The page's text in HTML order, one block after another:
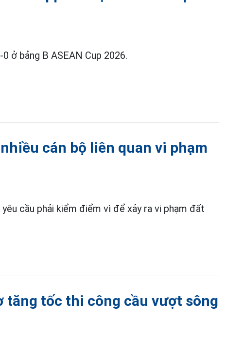
ở bảng B ASEAN Cup 2026.
cán bộ liên quan vi phạm
cầu phải kiểm điểm vì để xảy ra vi phạm đất
tăng tốc thi công cầu vượt sông